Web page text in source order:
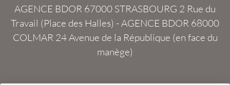
AGENCE BDOR 67000 STRASBOURG 2 Rue du
Travail (Place des Halles) -AGENCE BDOR 68000
COLMAR24 Avenue de la République (en face du
manège)